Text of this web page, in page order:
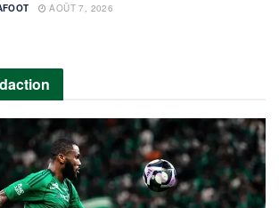
AOÛT 7, 2026